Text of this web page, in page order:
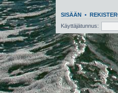
SISÄÄN •
Käyttäjätunnus: